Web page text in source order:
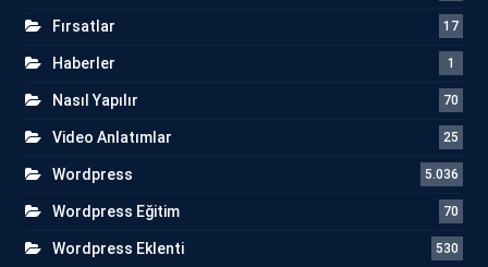
Fırsatlar 17
Haberler 1
Nasıl Yapılır 70
Video Anlatımlar 25
Wordpress 5.036
Wordpress Eğitim 70
Wordpress Eklenti 530